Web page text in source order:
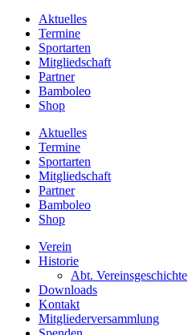
Aktuelles
Termine
Sportarten
Mitgliedschaft
Partner
Bamboleo
Shop
Aktuelles
Termine
Sportarten
Mitgliedschaft
Partner
Bamboleo
Shop
Verein
Historie
Abt. Vereinsgeschichte
Downloads
Kontakt
Mitgliederversammlung